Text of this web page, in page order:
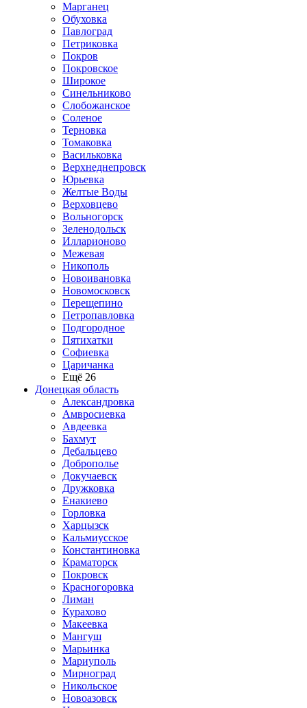
Марганец
Обуховка
Павлоград
Петриковка
Покров
Покровское
Широкое
Синельниково
Слобожанское
Соленое
Терновка
Томаковка
Васильковка
Верхнеднепровск
Юрьевка
Желтые Воды
Верховцево
Вольногорск
Зеленодольск
Илларионово
Межевая
Никополь
Новоивановка
Новомосковск
Перещепино
Петропавловка
Подгородное
Пятихатки
Софиевка
Царичанка
Ещё 26
Донецкая область
Александровка
Амвросиевка
Авдеевка
Бахмут
Дебальцево
Доброполье
Докучаевск
Дружковка
Енакиево
Горловка
Харцызск
Кальмиусское
Константиновка
Краматорск
Покровск
Красногоровка
Лиман
Курахово
Макеевка
Мангуш
Марьинка
Мариуполь
Мирноград
Никольское
Новоазовск